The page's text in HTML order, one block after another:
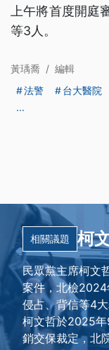
上午將首度開庭
等3人。
黃瑀喬 / 編輯
法警
台大醫院
...
相關議題 柯
民眾黨主席柯文
案件，北檢2024
侵占、背信等4
柯文哲於2025
銷交保裁定，北